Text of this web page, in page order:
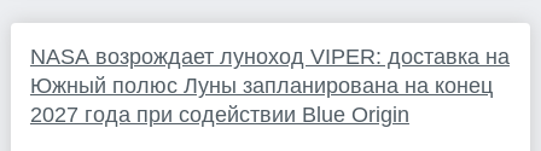
NASA возрождает луноход VIPER: доставка на
Южный полюс Луны запланирована на конец
2027 года при содействии Blue Origin